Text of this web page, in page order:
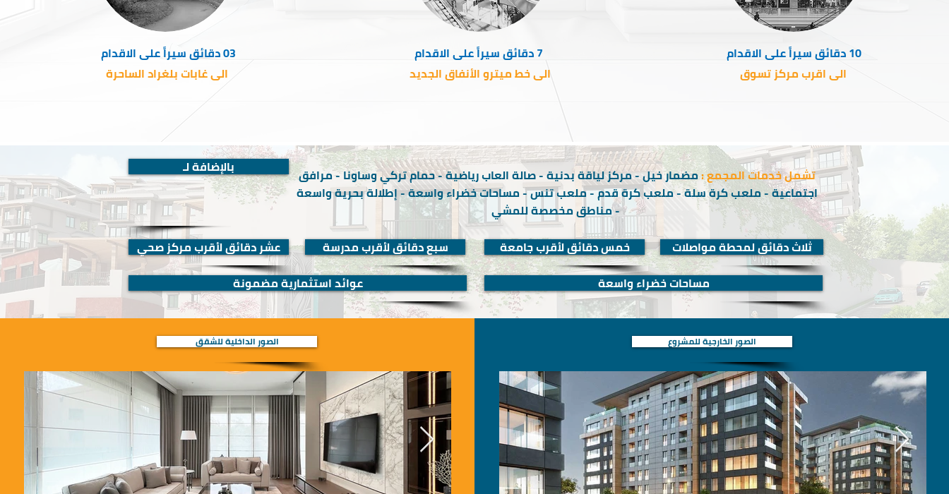
03 دقائق سيراً على الاقدام
7 دقائق سيراً على الاقدام
الى خط ميترو الأنفاق الجديد
10 دقائق سيراً على الاقدام
الى اقرب مركز تسوق
بالإضافة لـ تشمل خدمات المجمع :مضمار خيل - مركز لياقة بدنية - صالة العاب رياضية - حمام تركي وساونا - مرافق
اجتماعية - ملعب كرة سلة - ملعب كرة قدم - ملعب تنس - مساحات خضراء واسعة - إطلالة بحرية واسعة
- مناطق مخصصة للمشي
عشر دقائق لأقرب مركز صحي
سبع دقائق لأقرب مدرسة
عوائد استثمارية مضمونة
خمس دقائق لأقرب جامعة
ثلاث دقائق لمحطة مواصلات
مساحات خضراء واسعة
الصور الداخلية للشقق الصور الخارجية للمشروع